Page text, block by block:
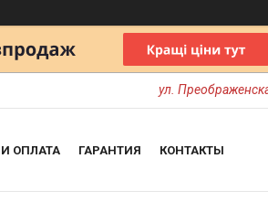
ул.
ОПЛАТА ГАРАНТИЯ КОНТАКТЫ